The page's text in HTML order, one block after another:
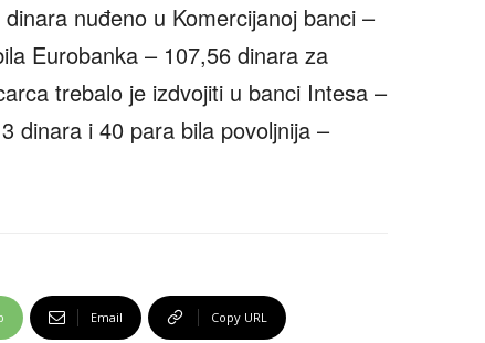
nuđeno u Komercijanoj banci –
Eurobanka – 107,56 dinara za
trebalo je izdvojiti u banci Intesa –
dinara i 40 para bila povoljnija –
Email Copy URL